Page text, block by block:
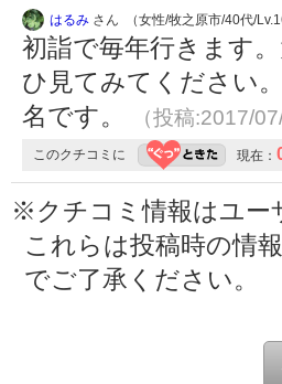
はるみ さん （女性/牧之原市/40代/
初詣で毎年行きます
ひ見てみてください
名です。
（投稿:2017/
このクチコミに 現在：
※クチコミ情報はユー
これらは投稿時の情
でご了承ください。